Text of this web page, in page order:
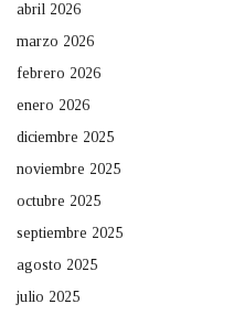
abril 2026
marzo 2026
febrero 2026
enero 2026
diciembre 2025
noviembre 2025
octubre 2025
septiembre 2025
agosto 2025
julio 2025